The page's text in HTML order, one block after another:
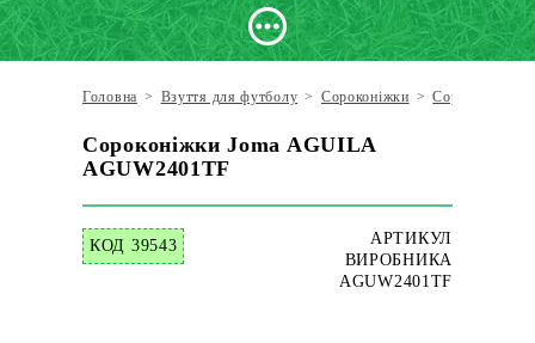
Головна > Взуття для футболу > Сороконіжки > Сороконіжки
Сороконіжки Joma AGUILA
AGUW2401TF
КОД 39543
АРТИКУЛ
ВИРОБНИКА
AGUW2401TF